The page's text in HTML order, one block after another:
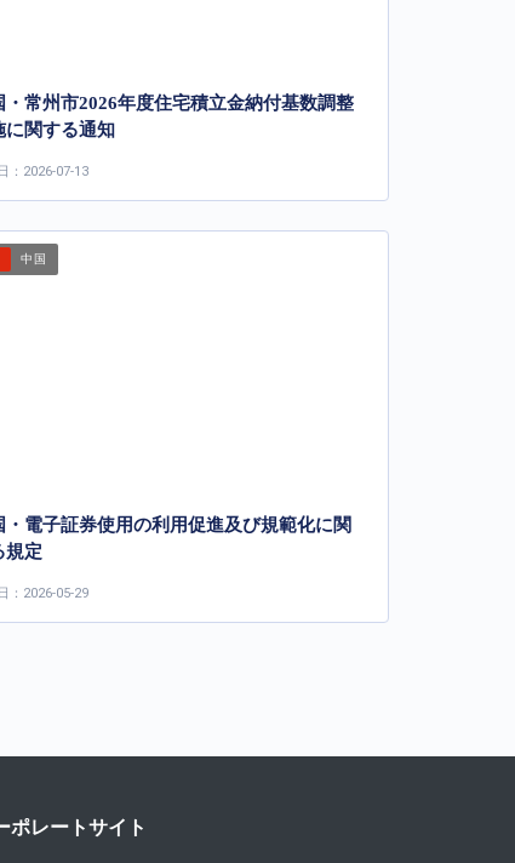
・常州市2026年度住宅積立金納付基数調整
に関する通知
：2026-07-13
中国
・電子証券使用の利用促進及び規範化に関
規定
：2026-05-29
ポレートサイト